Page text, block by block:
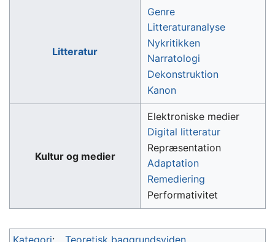
Litteratur
Genre
Litteraturanalyse
Nykritikken
Narratologi
Dekonstruktion
Kanon
Kultur og medier
Elektroniske medier
Digital litteratur
Repræsentation
Adaptation
Remediering
Performativitet
Kategori: Teoretisk baggrundsviden